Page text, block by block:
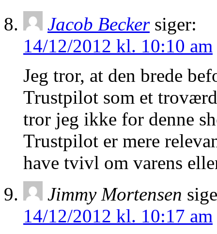
Jacob Becker siger:
14/12/2012 kl. 10:10 am
Jeg tror, at den brede
Trustpilot som et
tror jeg ikke for denne
Trustpilot er mere
have tvivl om varens
Jimmy Mortensen
14/12/2012 kl. 10:17 am